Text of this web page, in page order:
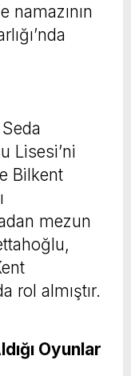
namazının
Lisesi’ni
Bilkent
mezun
rol almıştır.
Oyunlar